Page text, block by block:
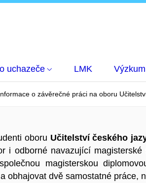
uchazeče LMK
o závěrečné práci na oboru
oboru Učitelství českého
i odborné navazující
magisterskou
obhajovat dvě samostatné práce,